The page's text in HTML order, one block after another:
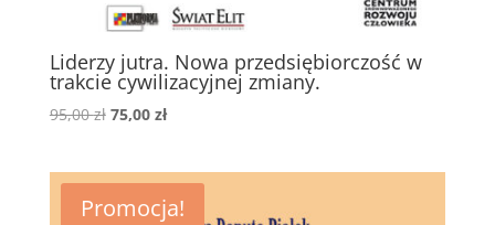
Liderzy jutra. Nowa przedsiębiorczość w
trakcie cywilizacyjnej zmiany.
95,00zł Pierwotna
95,00 zł.
75,00 złAktualna
75,00 zł.
Promocja!